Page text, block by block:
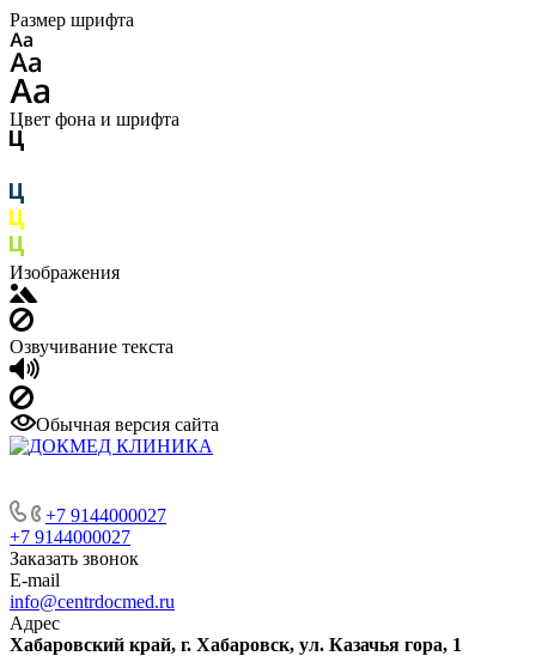
Размер шрифта
Цвет фона и шрифта
Изображения
Озвучивание текста
Обычная версия сайта
+7 9144000027
+7 9144000027
Заказать звонок
E-mail
info@centrdocmed.ru
Адрес
Хабаровский край, г. Хабаровск, ул. Казачья гора, 1